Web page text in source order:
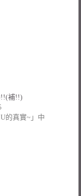
!!(補!!)
的真實~」中